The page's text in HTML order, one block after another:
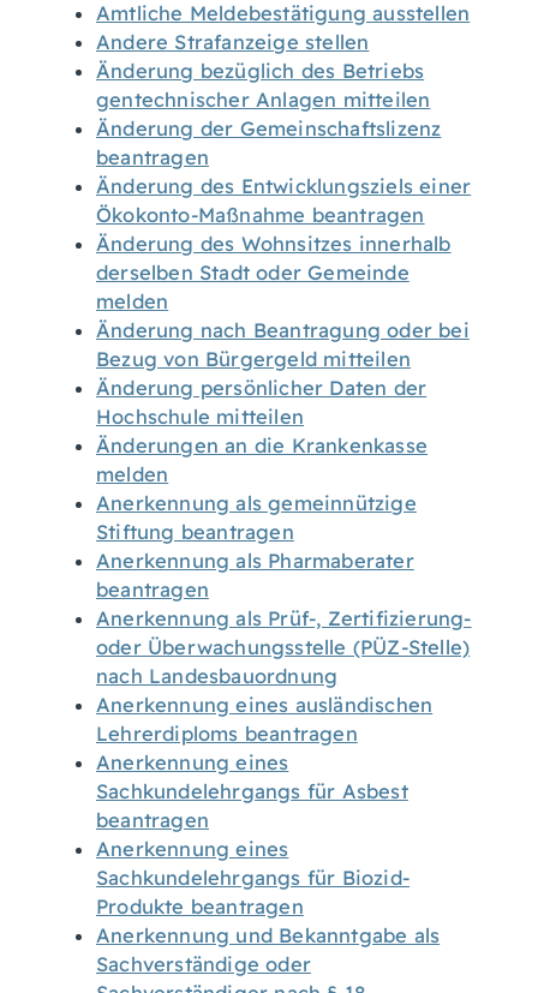
Amtliche Meldebestätigung ausstellen
Andere Strafanzeige stellen
Änderung bezüglich des Betriebs
gentechnischer Anlagen mitteilen
Änderung der Gemeinschaftslizenz
beantragen
Änderung des Entwicklungsziels einer
Ökokonto-Maßnahme beantragen
Änderung des Wohnsitzes innerhalb
derselben Stadt oder Gemeinde
melden
Änderung nach Beantragung oder bei
Bezug von Bürgergeld mitteilen
Änderung persönlicher Daten der
Hochschule mitteilen
Änderungen an die Krankenkasse
melden
Anerkennung als gemeinnützige
Stiftung beantragen
Anerkennung als Pharmaberater
beantragen
Anerkennung als Prüf-, Zertifizierung-
oder Überwachungsstelle (PÜZ-Stelle)
nach Landesbauordnung
Anerkennung eines ausländischen
Lehrerdiploms beantragen
Anerkennung eines
Sachkundelehrgangs für Asbest
beantragen
Anerkennung eines
Sachkundelehrgangs für Biozid-
Produkte beantragen
Anerkennung und Bekanntgabe als
Sachverständige oder